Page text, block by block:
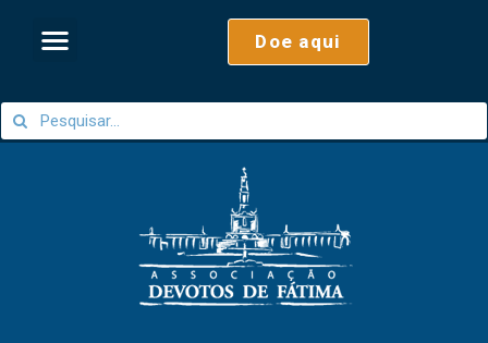
Doe aqui